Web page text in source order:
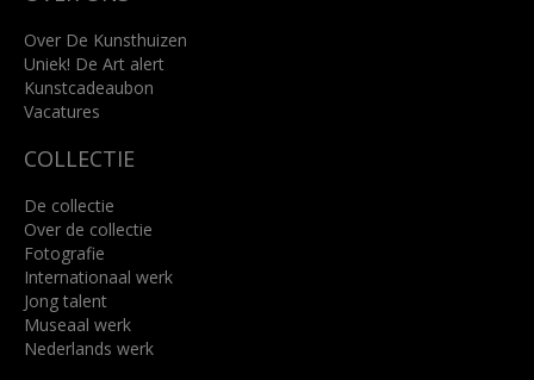
info@kunsthuisbreda.nl
Lees meer
Over De Kunsthuizen
Uniek! De Art alert
Kunstcadeaubon
Vacatures
COLLECTIE
De collectie
Over de collectie
Fotografie
Internationaal werk
Jong talent
Museaal werk
Nederlands werk